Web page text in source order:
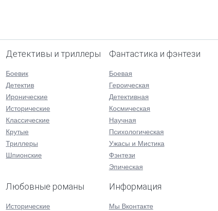
Детективы и триллеры
Боевик
Детектив
Иронические
Исторические
Классические
Крутые
Триллеры
Шпионские
Фантастика и фэнтези
Боевая
Героическая
Детективная
Космическая
Научная
Психологическая
Ужасы и Мистика
Фэнтези
Эпическая
Любовные романы
Исторические
Информация
Мы Вконтакте